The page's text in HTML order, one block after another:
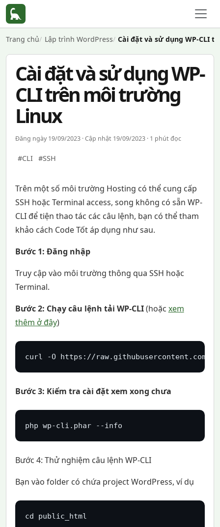
Trang chủ Lập trình WordPress Cài đặt và sử dụng WP-CLI
Cài đặt và sử dụng WP-
CLI trên môi trường
Linux
Đăng ngày 19/09/2023 · Cập nhật 19/09/2023 · 1 phút đọc
#CLI #SSH
Trên một số môi trường Hosting có thể cung cấp
SSH hoặc Terminal access, song không có sẵn WP-
CLI để tiện thao tác các câu lệnh, bạn có thể tham
khảo cách Code Tốt áp dụng như sau.
Bước 1: Đăng nhập
Truy cập vào môi trường thông qua SSH hoặc
Terminal.
Bước 2: Chạy câu lệnh tải WP-CLI(hoặc xem
thêm ở đây)
curl -O https://raw.githubusercontent.com/
Bước 3: Kiểm tra cài đặt xem xong chưa
php wp-cli.phar --info
Bước 4: Thử nghiệm câu lệnh WP-CLI
Bạn vào folder có chứa project WordPress, ví dụ
cd public_html